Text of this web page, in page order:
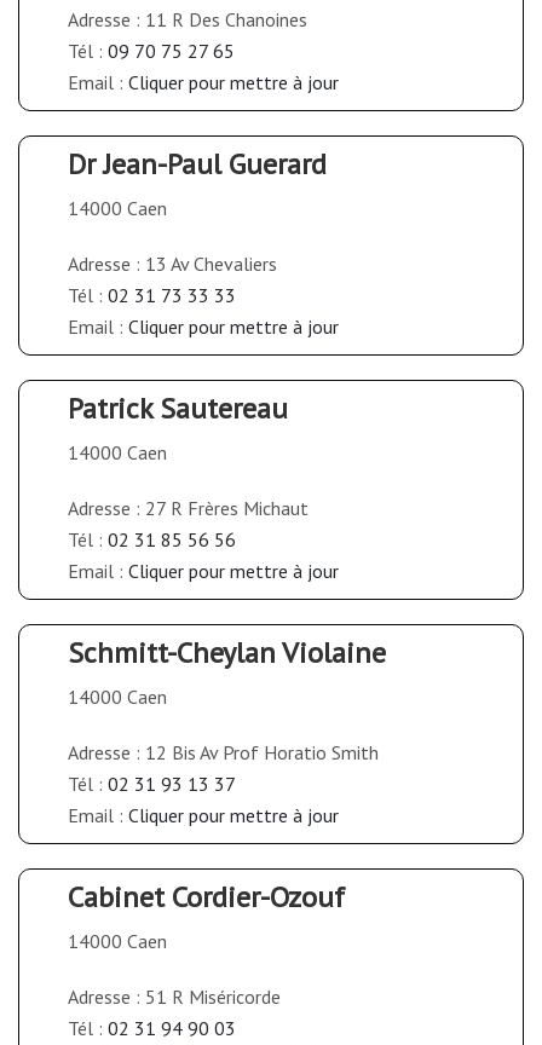
Adresse : 11 R Des Chanoines
Tél : 09 70 75 27 65
Email : Cliquer pour mettre à jour
Dr Jean-Paul Guerard
14000 Caen
Adresse : 13 Av Chevaliers
Tél : 02 31 73 33 33
Email : Cliquer pour mettre à jour
Patrick Sautereau
14000 Caen
Adresse : 27 R Frères Michaut
Tél : 02 31 85 56 56
Email : Cliquer pour mettre à jour
Schmitt-Cheylan Violaine
14000 Caen
Adresse : 12 Bis Av Prof Horatio Smith
Tél : 02 31 93 13 37
Email : Cliquer pour mettre à jour
Cabinet Cordier-Ozouf
14000 Caen
Adresse : 51 R Miséricorde
Tél : 02 31 94 90 03